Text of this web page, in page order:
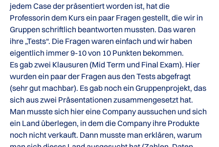
jedem Case der präsentiert worden ist, hat die
Professorin dem Kurs ein paar Fragen gestellt, die wir in
Gruppen schriftlich beantworten mussten. Das waren
ihre „Tests“. Die Fragen waren einfach und wir haben
eigentlich immer 9-10 von 10 Punkten bekommen.
Es gab zwei Klausuren (Mid Term und Final Exam). Hier
wurden ein paar der Fragen aus den Tests abgefragt
(sehr gut machbar). Es gab noch ein Gruppenprojekt, das
sich aus zwei Präsentationen zusammengesetzt hat.
Man musste sich hier eine Company aussuchen und sich
ein Land überlegen, in dem die Company ihre Produkte
noch nicht verkauft. Dann musste man erklären, warum